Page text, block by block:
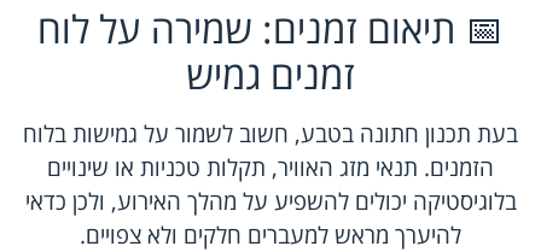
📅 תיאום זמנים: שמירה על לוח
זמנים גמיש
בעת תכנון חתונה בטבע, חשוב לשמור על גמישות בלוח
הזמנים. תנאי מזג האוויר, תקלות טכניות או שינויים
בלוגיסטיקה יכולים להשפיע על מהלך האירוע, ולכן כדאי
להיערך מראש למעברים חלקים ולא צפויים.